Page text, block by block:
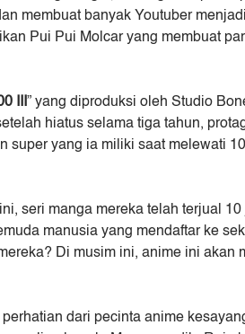
membuat banyak Youtuber menjadi
Pui Pui Molcar yang membuat
III ” yang diproduksi oleh Studio
hiatus selama tiga tahun,
yang ia miliki saat melewati
seri manga mereka telah terjual 10
manusia yang mendaftar ke
Di musim ini, anime ini akan
dari pecinta anime